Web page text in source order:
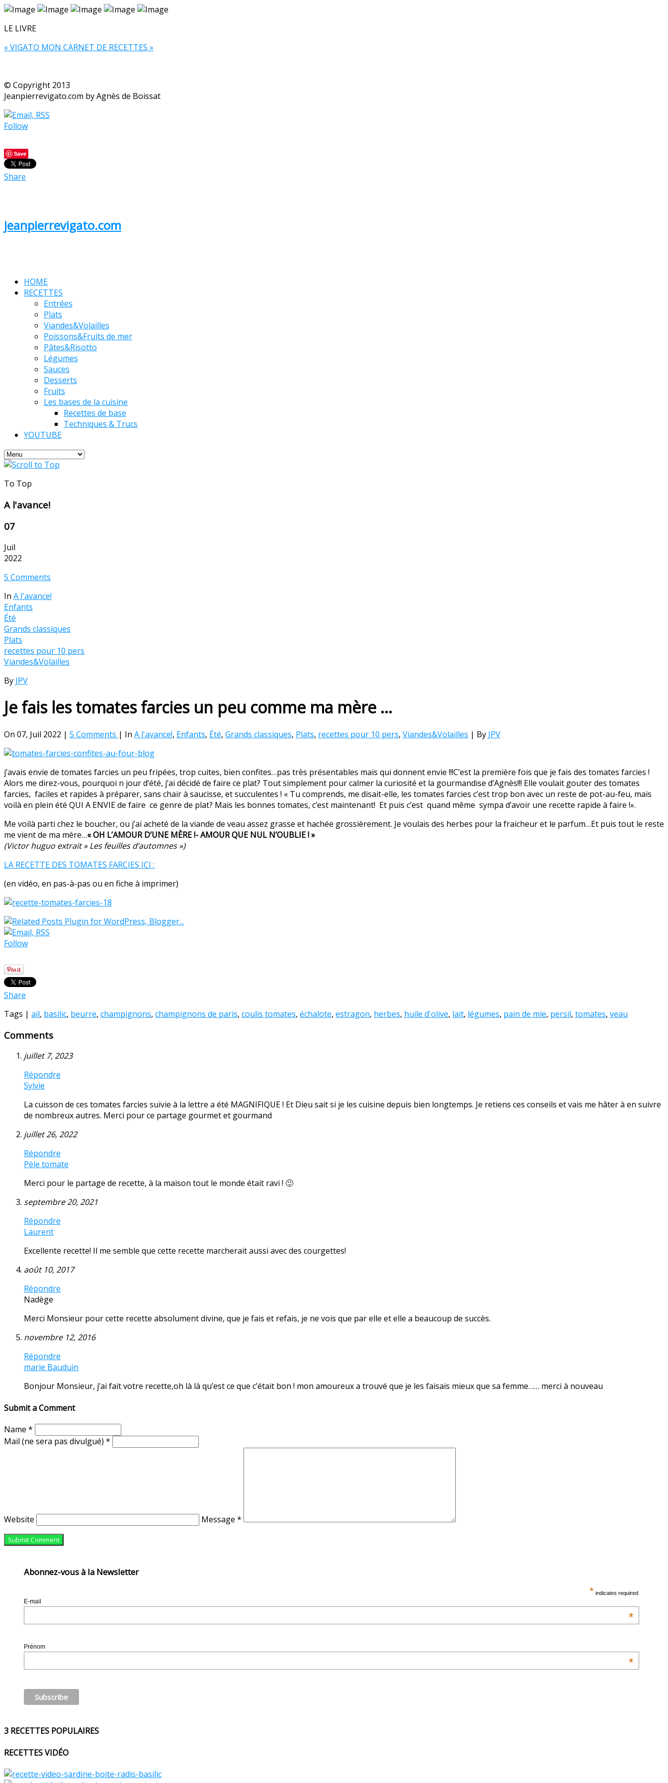
LE LIVRE
« VIGATO MON CARNET DE RECETTES »
© Copyright 2013
Jeanpierrevigato.com by Agnès de Boissat
Follow
Save
Share
jeanpierrevigato.com
HOME
RECETTES
Entrées
Plats
Viandes&Volailles
Poissons&Fruits de mer
Pâtes&Risotto
Légumes
Sauces
Desserts
Fruits
Les bases de la cuisine
Recettes de base
Techniques & Trucs
YOUTUBE
To Top
A l'avance!
07
Juil
2022
5 Comments
In A l'avance!
Enfants
Été
Grands classiques
Plats
recettes pour 10 pers
Viandes&Volailles
By JPV
Je fais les tomates farcies un peu comme ma mère …
On 07, Juil 2022 | 5 Comments | In A l'avance!, Enfants, Été, Grands classiques, Plats, recettes pour 10 pers, Viandes&Volailles | By JPV
j’avais envie de tomates farcies un peu fripées, trop cuites, bien confites…pas très présentables mais qui donnent envie !!!C’est la première fois que je fais des tomates farcies !
Alors me direz-vous, pourquoi n jour d’été, j’ai décidé de faire ce plat? Tout simplement pour calmer la curiosité et la gourmandise d’Agnès!!! Elle voulait gouter des tomates
farcies, faciles et rapides à préparer, sans chair à saucisse, et succulentes ! « Tu comprends, me disait-elle, les tomates farcies c’est trop bon avec un reste de pot-au-feu, mais
voilà en plein été QUI A ENVIE de faire ce genre de plat? Mais les bonnes tomates, c’est maintenant! Et puis c’est quand même sympa d’avoir une recette rapide à faire !».
Me voilà parti chez le boucher, ou j’ai acheté de la viande de veau assez grasse et hachée grossièrement. Je voulais des herbes pour la fraicheur et le parfum…Et puis tout le reste
me vient de ma mère…« OH L’AMOUR D’UNE MÈRE !- AMOUR QUE NUL N’OUBLIE ! »
(Victor huguo extrait » Les feuilles d’automnes »)
LA RECETTE DES TOMATES FARCIES ICI :
(en vidéo, en pas-à-pas ou en fiche à imprimer)
Follow
Share
Tags | ail, basilic, beurre, champignons, champignons de paris, coulis tomates, échalote, estragon, herbes, huile d'olive, lait, légumes, pain de mie, persil, tomates, veau
Comments
juillet 7, 2023
Répondre
Sylvie
La cuisson de ces tomates farcies suivie à la lettre a été MAGNIFIQUE ! Et Dieu sait si je les cuisine depuis bien longtemps. Je retiens ces conseils et vais me hâter à en suivre
de nombreux autres. Merci pour ce partage gourmet et gourmand
juillet 26, 2022
Répondre
Pèle tomate
Merci pour le partage de recette, à la maison tout le monde était ravi ! 🙂
septembre 20, 2021
Répondre
Laurent
Excellente recette! Il me semble que cette recette marcherait aussi avec des courgettes!
août 10, 2017
Répondre
Nadège
Merci Monsieur pour cette recette absolument divine, que je fais et refais, je ne vois que par elle et elle a beaucoup de succès.
novembre 12, 2016
Répondre
marie Bauduin
Bonjour Monsieur, j’ai fait votre recette,oh là là qu’est ce que c’était bon ! mon amoureux a trouvé que je les faisais mieux que sa femme…… merci à nouveau
Submit a Comment
Name *
Mail (ne sera pas divulgué) *
Website Message *
Abonnez-vous à la Newsletter
* indicates required
E-mail
*
Prénom
*
3 RECETTES POPULAIRES
RECETTES VIDÉO